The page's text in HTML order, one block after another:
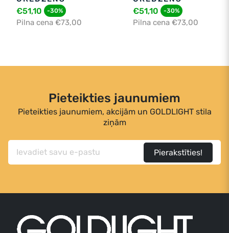
€51,10 -30%
Pilna cena €73,00
€51,10 -30%
Pilna cena €73,00
Pieteikties jaunumiem
Pieteikties jaunumiem, akcijām un GOLDLIGHT stila
ziņām
Pierakstīties!